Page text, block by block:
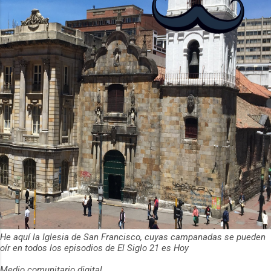
de usuarios activos diarios. Desde 2022,
ha empeza...
He aquí la Iglesia de San Francisco, cuyas campanadas se pueden
oír en todos los episodios de El Siglo 21 es Hoy